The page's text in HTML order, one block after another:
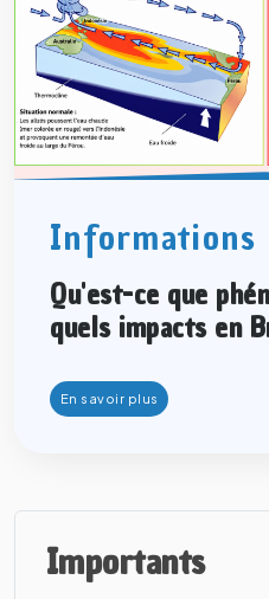
Informations
Qu'est-ce que
quels impacts en
En savoir plus
Importants